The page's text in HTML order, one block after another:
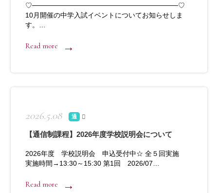
♡──────────────────────────────♡
10月開催の中学入試イベントについてお知らせしま
す。…
Read more
2026.5.08 通
【通信制課程】2026年度学校説明会について
2026年度 学校説明会 申込受付中☆ 全５回実施
実施時間→13:30～15:30 第1回 2026/07…
Read more